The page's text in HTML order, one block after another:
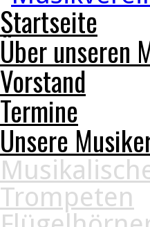
Startseite
Über unseren
Vorstand
Termine
Unsere
Trompeten